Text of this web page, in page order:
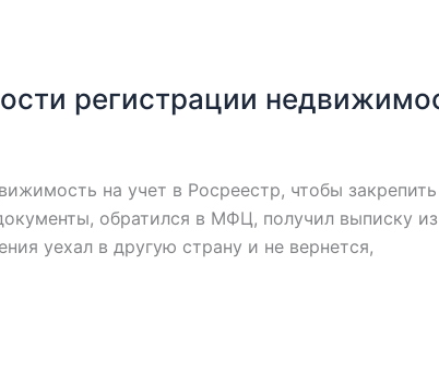
регистрации
на учет в Росреестр, чтобы
обратился в МФЦ, получил выписку
уехал в другую страну и не вернется,